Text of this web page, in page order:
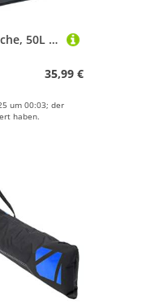
AUMTISC Skischuhtasche, 50L Skischuhtaschen für Skischuhe, mehrere Fächer für Skischuhe, Helm, Snowboard und Zubehör
35,99 €
um 00:03; der
haben.